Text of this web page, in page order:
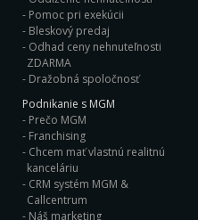
Pomoc pri exekúcii
Bleskový predaj
Odhad ceny nehnuteľnosti
ZDARMA
Dražobná spoločnosť
Podnikanie s MGM
Prečo MGM
Franchising
Chcem mať vlastnú realitnú
kanceláriu
CRM systém MGM &
Callcentrum
Náš marketing